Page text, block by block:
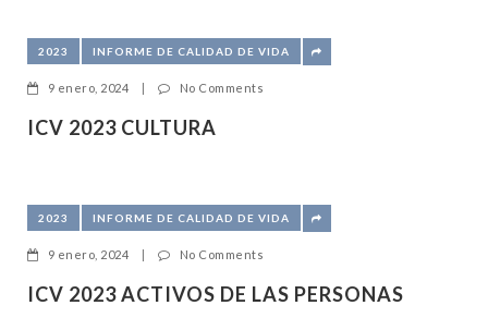
2023 INFORME DE CALIDAD DE VIDA
9 enero, 2024 | No Comments
ICV 2023 CULTURA
2023 INFORME DE CALIDAD DE VIDA
9 enero, 2024 | No Comments
ICV 2023 ACTIVOS DE LAS PERSONAS